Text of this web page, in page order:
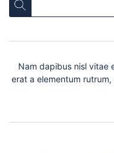
Nam dapibus nisl vitae
erat a elementum